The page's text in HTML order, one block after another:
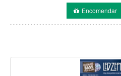
Encomendar